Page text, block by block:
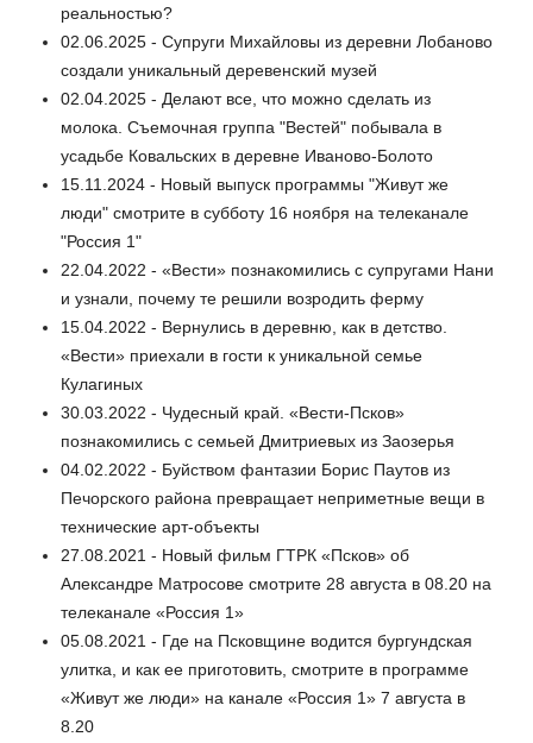
реальностью?
02.06.2025 - Супруги Михайловы из деревни Лобаново
создали уникальный деревенский музей
02.04.2025 - Делают все, что можно сделать из
молока. Съемочная группа "Вестей" побывала в
усадьбе Ковальских в деревне Иваново-Болото
15.11.2024 - Новый выпуск программы "Живут же
люди" смотрите в субботу 16 ноября на телеканале
"Россия 1"
22.04.2022 - «Вести» познакомились с супругами Нани
и узнали, почему те решили возродить ферму
15.04.2022 - Вернулись в деревню, как в детство.
«Вести» приехали в гости к уникальной семье
Кулагиных
30.03.2022 - Чудесный край. «Вести-Псков»
познакомились с семьей Дмитриевых из Заозерья
04.02.2022 - Буйством фантазии Борис Паутов из
Печорского района превращает неприметные вещи в
технические арт-объекты
27.08.2021 - Новый фильм ГТРК «Псков» об
Александре Матросове смотрите 28 августа в 08.20 на
телеканале «Россия 1»
05.08.2021 - Где на Псковщине водится бургундская
улитка, и как ее приготовить, смотрите в программе
«Живут же люди» на канале «Россия 1» 7 августа в
8.20